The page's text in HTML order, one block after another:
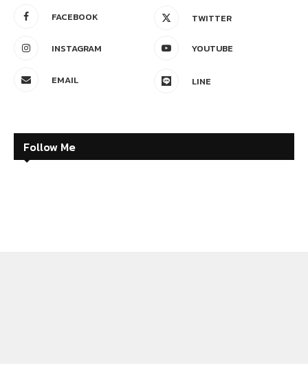
FACEBOOK TWITTER
INSTAGRAM YOUTUBE
EMAIL LINE
Follow Me